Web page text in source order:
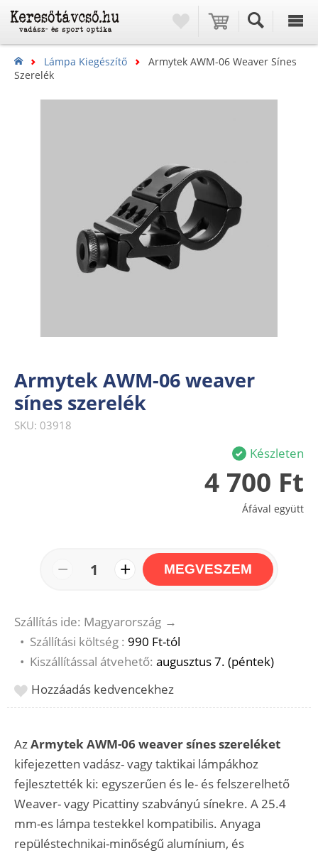
Lámpa Kiegészítő
Armytek AWM-06 Weaver Sínes
Szerelék
Armytek AWM-06 weaver
sínes szerelék
SKU: 03918
Készleten
4 700 Ft
Áfával együtt
− 1 + MEGVESZEM
Szállítás ide: Magyarország →
• Szállítási költség : 990 Ft-tól
• Kiszállítással átvehető: augusztus 7. (péntek)
Hozzáadás kedvencekhez
AzArmytek AWM-06 weaver sínes szereléket
kifejezetten vadász- vagy taktikai lámpákhoz
fejlesztették ki: egyszerűen és le- és felszerelhető
Weaver- vagy Picattiny szabványú sínekre. A 25.4
mm-es lámpa testekkel kompatibilis. Anyaga
repüléstechnikai-minőségű alumínium, és